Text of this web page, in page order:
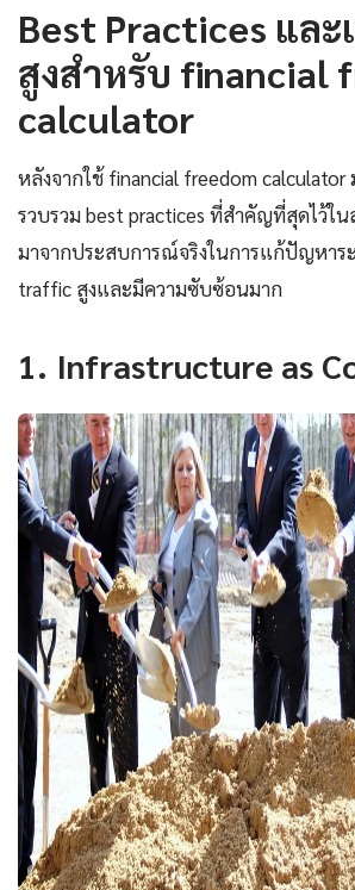
Best Practices แล
สูงสำหรับ financial
calculator
หลังจากใช้ financial freedom
รวบรวม best practices ที่สำคัญที่สุดไว้ใ
มาจากประสบการณ์จริงในการแก้ปัญหา
traffic สูงและมีความซับซ้อนมาก
1. Infrastructure as